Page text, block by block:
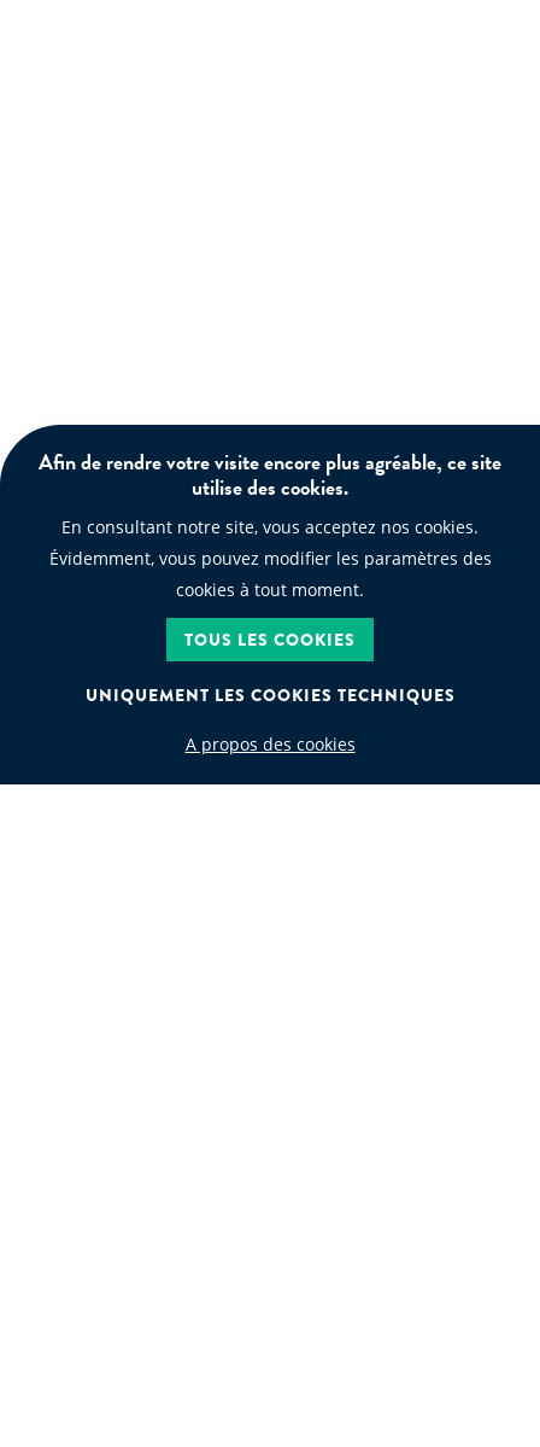
Afin de rendre votre visite encore plus agréable, ce site
utilise des cookies.
En consultant notre site, vous acceptez nos cookies.
Évidemment, vous pouvez modifier les paramètres des
cookies à tout moment.
TOUS LES COOKIES
UNIQUEMENT LES COOKIES TECHNIQUES
A propos des cookies